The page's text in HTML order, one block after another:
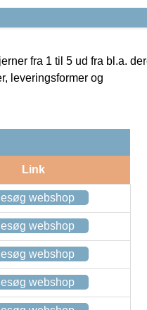
fra 1 til 5 ud fra bl.a.
leveringsformer og
Link
webshop
webshop
webshop
webshop